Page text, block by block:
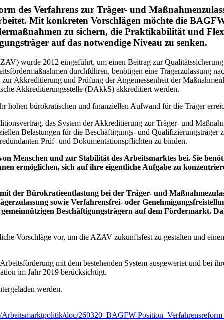
des Verfahrens zur Träger- und
Mit konkreten Vorschlägen möchte die
zu sichern, die Praktikabilität und
auf das notwendige Niveau zu senken.
wurde 2012 eingeführt, um einen Beitrag zur
durchführen, benötigen eine Trägerzulassung
Akkreditierung und Prüfung der Angemessenheit der
Akkreditierungsstelle (DAkkS) akkreditiert werden.
hohen bürokratischen und finanziellen Aufwand für die Träger
das System der Akkreditierung zur Träger- und
Belastungen für die Beschäftigungs- und
Prüf- und Dokumentationspflichten zu binden.
Menschen und zur Stabilität des Arbeitsmarktes bei. Sie
ermöglichen, sich auf ihre eigentliche Aufgabe zu
der Bürokratieentlastung bei der Träger- und
sowie Verfahrensfrei- oder
Beschäftigungsträgern auf dem Fördermarkt.
Vorschläge vor, um die AZAV zukunftsfest zu gestalten und
mit dem bestehenden System ausgewertet und bei
im Jahr 2019 berücksichtigt.
werden.
doc/260320_BAGFW-